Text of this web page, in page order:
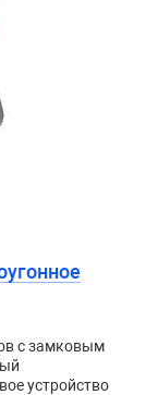
с замковым
устройство